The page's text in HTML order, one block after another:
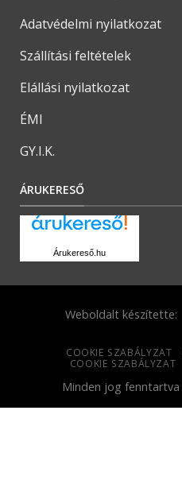
Adatvédelmi nyilatkozat
Szállítási feltételek
Elállási nyilatkozat
ÉMI
GY.I.K.
ÁRUKERESŐ
Árukereső.hu
Weboldalt készítette:
COOKIE SZABÁLYZAT
COOKIE SZABÁLYZAT
Minden jog